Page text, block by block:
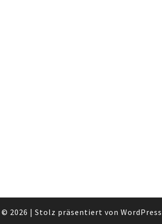
© 2026 | Stolz präsentiert von WordPress